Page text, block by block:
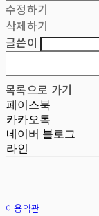
수정하기
삭제하기
글쓴이
목록으로 가기
페이스북
카카오톡
네이버 블로그
라인
이용약관